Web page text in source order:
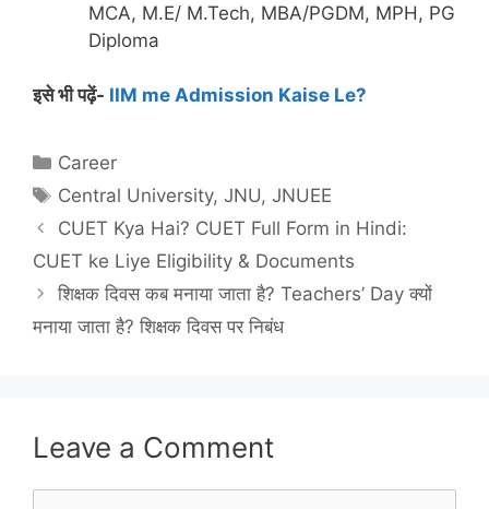
MCA, M.E/ M.Tech, MBA/PGDM, MPH, PG
Diploma
इसे भी पढ़ें- IIM me Admission Kaise Le?
Categories
Career
Tags
Central University,JNU,JNUEE
CUET Kya Hai? CUET Full Form in Hindi:
CUET ke Liye Eligibility & Documents
शिक्षक दिवस कब मनाया जाता है? Teachers’ Day क्यों
मनाया जाता है? शिक्षक दिवस पर निबंध
Leave a Comment